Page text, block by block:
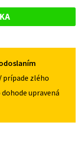
prípade zlého
upravená